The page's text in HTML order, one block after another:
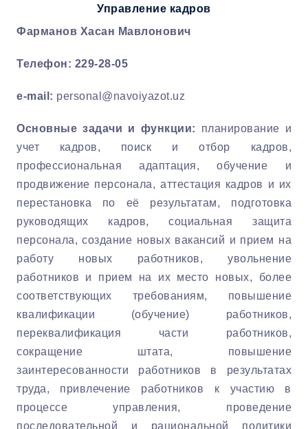
Управление кадров
Фарманов Хасан Мавлонович
Телефон: 229-28-05
e-mail : personal@navoiyazot.uz
Основные задачи и функции: планирование и
учет кадров, поиск и отбор кадров,
профессиональная адаптация, обучение и
продвижение персонала, аттестация кадров и их
перестановка по её результатам, подготовка
руководящих кадров, социальная защита
персонала, создание новых вакансий и прием на
работу новых работников, увольнение
работников и прием на их место новых, более
соответствующих требованиям, повышение
квалификации (обучение) работников,
переквалификация части работников,
сокращение штата, повышение
заинтересованности работников в результатах
труда, привлечение работников к участию в
процессе управления, проведение
последовательной и рациональной политики